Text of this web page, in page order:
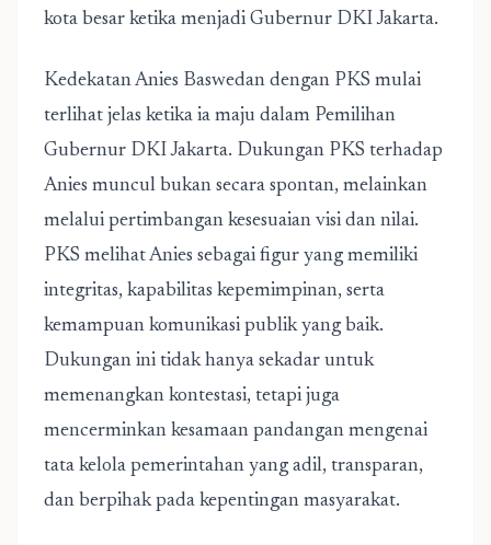
kota besar ketika menjadi Gubernur DKI Jakarta.
Kedekatan Anies Baswedan dengan PKS mulai
terlihat jelas ketika ia maju dalam Pemilihan
Gubernur DKI Jakarta. Dukungan PKS terhadap
Anies muncul bukan secara spontan, melainkan
melalui pertimbangan kesesuaian visi dan nilai.
PKS melihat Anies sebagai figur yang memiliki
integritas, kapabilitas kepemimpinan, serta
kemampuan komunikasi publik yang baik.
Dukungan ini tidak hanya sekadar untuk
memenangkan kontestasi, tetapi juga
mencerminkan kesamaan pandangan mengenai
tata kelola pemerintahan yang adil, transparan,
dan berpihak pada kepentingan masyarakat.